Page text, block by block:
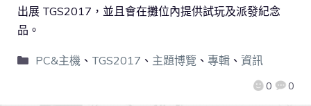
0 0
出展 TGS2017，並且會在攤位內提供試玩及派發紀念
品。
PC&主機 、 TGS2017 、 主題博覽 、 專輯、 資訊